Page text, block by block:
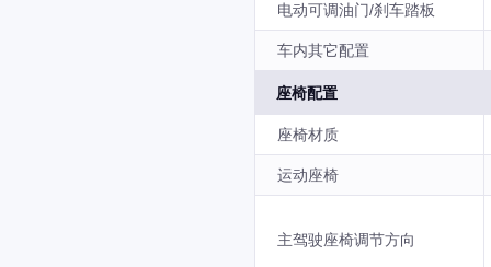
电动可调油门/刹车踏板
车内其它配置
座椅配置
座椅材质
运动座椅
主驾驶座椅调节方向